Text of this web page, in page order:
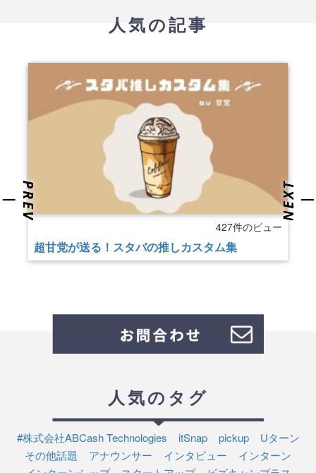
人気の記事
427件のビュー
超甘党が送る！スタバの推しカスタム集
人気のタグ
#株式会社ABCash Technologies itSnap pickup
Uターン
その他話題
アナウンサー インタビュー
インターン